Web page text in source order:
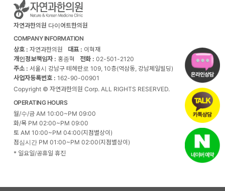
자연과한의원 다이어트한의원
COMPANY INFORMATION
상호 : 자연과한의원 대표 : 이혁재
개인정보책임자 : 홍종혁 전화 : 02-501-2120
주소 : 서울시 강남구 테헤란로 109, 10층(역삼동, 강남제일빌딩)
사업자등록번호 : 162-90-00901
Copyright © 자연과한의원 Corp. ALL RIGHTS RESERVED.
OPERATING HOURS
월/수/금 AM 10:00~PM 09:00
화/목 PM 02:00~PM 09:00
토 AM 10:00~PM 04:00(지점별상이)
점심시간 PM 01:00~PM 02:00(지점별상이)
* 일요일/공휴일 휴진